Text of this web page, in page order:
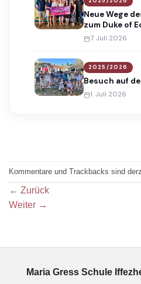
Neue Wege
zum Duke of
Award
7. Juli 2026
2025/2026
Besuch auf
1. Juli 2026
Kommentare und Trackbacks sind
← Zurück
Weiter →
Maria Gress Schule